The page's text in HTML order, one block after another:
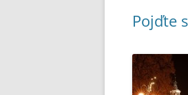
Pojďte